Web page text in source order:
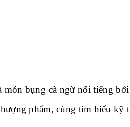
món bụng cà ngừ nổi tiếng
phẩm, cùng tìm hiểu kỹ